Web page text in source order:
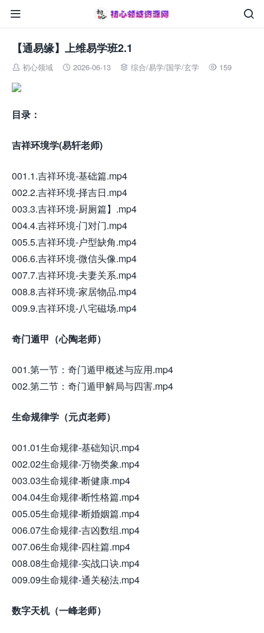


【通易缘】上维易学班2.1
 初心领域  2026-06-13  综合/易学/国学/玄学  159
目录：
吉祥环境学(易轩老师)
001.1.吉祥环境-基础篇.mp4
002.2.吉祥环境-择吉日.mp4
003.3.吉祥环境-厨厕篇】.mp4
004.4.吉祥环境-门对门.mp4
005.5.吉祥环境-户型缺角.mp4
006.6.吉祥环境-微信头像.mp4
007.7.吉祥环境-夫妻关系.mp4
008.8.吉祥环境-家居物品.mp4
009.9.吉祥环境-八宅磁场.mp4
奇门遁甲（心陶老师）
001.第一节：奇门遁甲概述与应用.mp4
002.第二节：奇门遁甲解局与四害.mp4
生命规律学（元贞老师）
001.01生命规律-基础知识.mp4
002.02生命规律-万物类象.mp4
003.03生命规律-断健康.mp4
004.04生命规律-断性格篇.mp4
005.05生命规律-断婚姻篇.mp4
006.07生命规律-吉凶数组.mp4
007.06生命规律-四柱篇.mp4
008.08生命规律-实战口诀.mp4
009.09生命规律-通关秘法.mp4
数字天机（一峰老师）